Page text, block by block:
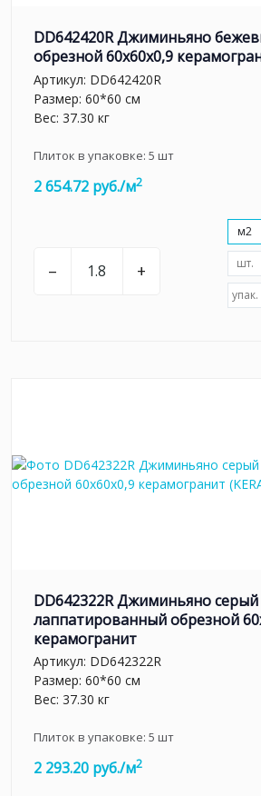
DD642420R Джиминьяно
обрезной 60х60x0,9
Артикул: DD642420R
Размер: 60*60 см
Вес: 37.30 кг
Плиток в упаковке: 5 шт
2 654.72 руб./м2
– +
м2
шт.
упак.
DD642322R Джиминьяно серый
лаппатированный обрезной
керамогранит
Артикул: DD642322R
Размер: 60*60 см
Вес: 37.30 кг
Плиток в упаковке: 5 шт
2 293.20 руб./м2